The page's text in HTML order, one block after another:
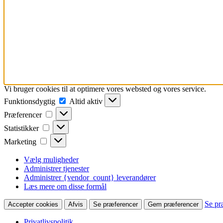
Vi bruger cookies til at optimere vores websted og vores service.
Funktionsdygtig
Funktionsdygtig
Altid aktiv
Præferencer
Præferencer
Statistikker Statistikker
Marketing Marketing
Vælg muligheder
Administrer tjenester
Administrer {vendor_count} leverandører
Læs mere om disse formål
Accepter cookies Afvis Se præferencer Gem præferencer Se